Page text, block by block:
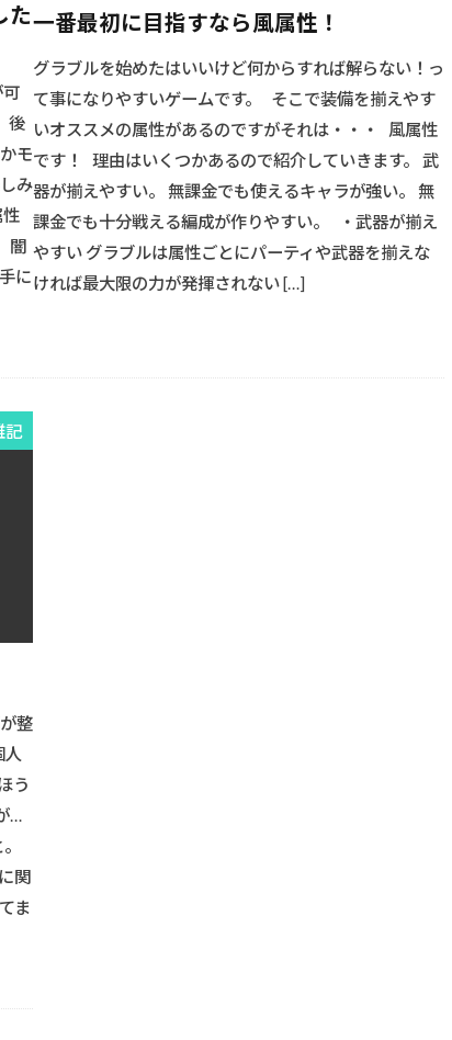
た
可
後
モ
み
闇
に
一番最初に目指すなら風属性！
グラブルを始めたはいいけど何からすれば解らない！っ
て事になりやすいゲームです。 そこで装備を揃えやす
いオススメの属性があるのですがそれは・・・ 風属性
です！ 理由はいくつかあるので紹介していきます。 武
器が揃えやすい。 無課金でも使えるキャラが強い。 無
課金でも十分戦える編成が作りやすい。 ・武器が揃え
やすい グラブルは属性ごとにパーティや武器を揃えな
ければ最大限の力が発揮されない […]
記
整
う
…
関
ま